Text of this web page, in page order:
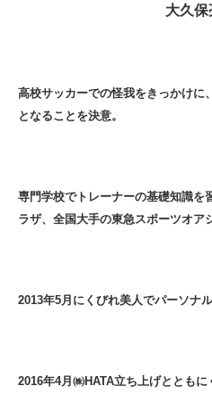
大久保
高校サッカーでの怪我をきっかけに
となることを決意。
専門学校でトレーナーの基礎知識を
ラザ、全国大手の東急スポーツオア
2013年5月にくびれ美人でパーソナ
2016年4月㈱HATA立ち上げととも